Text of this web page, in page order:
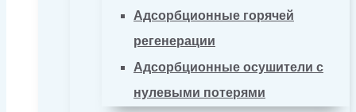
Адсорбционные горячей
регенерации
Адсорбционные осушители с
нулевыми потерями